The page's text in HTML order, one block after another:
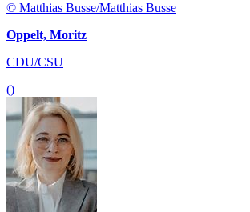
© Matthias Busse/Matthias Busse
Oppelt, Moritz
CDU/CSU
()